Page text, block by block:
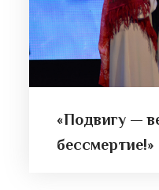
«Подвигу —
бессмертие!»